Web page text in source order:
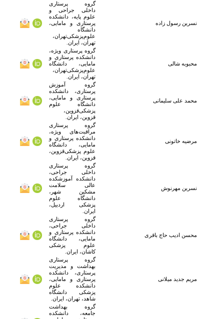
نسرین رسول زاده
گروه پرستاری
داخلی جراحی و
علوم پایه، دانشکده
پرستاری و مامایی،
دانشگاه
علوم‌پزشکی‌تهران،
تهران، ایران.
محبوبه شالی
گروه پرستاری ویژه،
دانشکده پرستاری و
مامایی، دانشگاه
علوم‌پزشکی‌تهران،
تهران، ایران.
محمد علی سلیمانی
گروه آموزش
پرستاری، دانشکده
پرستاری و مامایی،
دانشگاه علوم
پزشکی‌قزوین،
قزوین، ایران.
مرضیه خاتونی
گروه پرستاری
مراقبت‌های ویژه،
دانشکده پرستاری و
مامایی، دانشگاه
علوم پزشکی‌قزوین،
قزوین، ایران.
نسرین مهرنوش
گروه پرستاری
داخلی جراحی،
دانشکده آموزشکده
عالی سلامت
مشکین شهر،
دانشگاه علوم
پزشکی اردبیل،
ایران.
محسن ادیب حاج باقری
گروه پرستاری
داخلی جراحی،
دانشکده پرستاری و
مامایی، دانشگاه
علوم پزشکی
کاشان، ایران.
مریم جدید میلانی
گروه پرستاری
بهداشت و مدیریت
پرستاری، دانشکده
پرستاری و مامایی،
دانشکده علوم
پزشکی دانشگاه
شاهد، تهران، ایران.
گروه بهداشت
جامعه، دانشکده